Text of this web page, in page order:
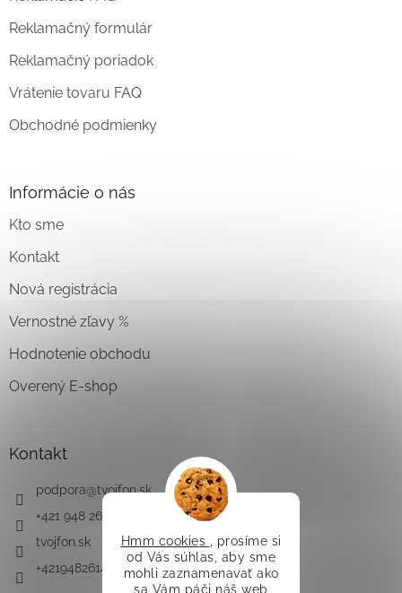
Hmm cookies
, prosíme si
od Vás súhlas, aby sme
mohli zaznamenavať ako
sa Vám páči náš web
Reklamačný formulár
Reklamačný poriadok
Vrátenie tovaru FAQ
Obchodné podmienky
Informácie o nás
Kto sme
Kontakt
Nová registrácia
Vernostné zľavy %
Hodnotenie obchodu
Overený E-shop
Kontakt
podpora@tvojfon.sk
+421 948 261 491
tvojfon.sk
+421948261491